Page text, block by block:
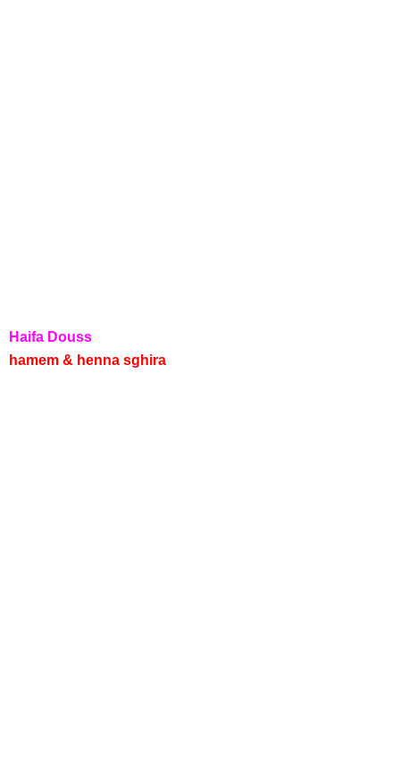
Haifa Douss
hamem & henna sghira